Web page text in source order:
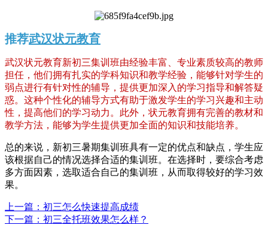
推荐武汉状元教育
武汉状元教育新初三集训班由经验丰富、专业素质较高的教师
担任，他们拥有扎实的学科知识和教学经验，能够针对学生的
弱点进行有针对性的辅导，提供更加深入的学习指导和解答疑
惑。这种个性化的辅导方式有助于激发学生的学习兴趣和主动
性，提高他们的学习动力。此外，状元教育拥有完善的教材和
教学方法，能够为学生提供更加全面的知识和技能培养。
总的来说，新初三暑期集训班具有一定的优点和缺点，学生应
该根据自己的情况选择合适的集训班。在选择时，要综合考虑
多方面因素，选取适合自己的集训班，从而取得较好的学习效
果。
上一篇：初三怎么快速提高成绩
下一篇：初三全托班效果怎么样？